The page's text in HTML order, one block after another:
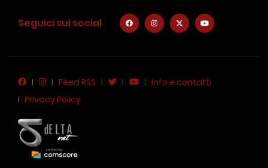
Seguici sui social
Feed RSS
Info e contatti
Privacy Policy